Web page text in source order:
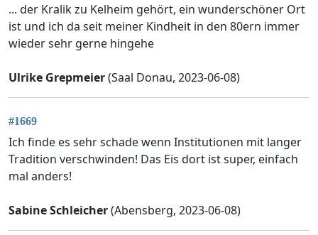
... der Kralik zu Kelheim gehört, ein wunderschöner Ort
ist und ich da seit meiner Kindheit in den 80ern immer
wieder sehr gerne hingehe
Ulrike Grepmeier(Saal Donau, 2023-06-08)
#1669
Ich finde es sehr schade wenn Institutionen mit langer
Tradition verschwinden! Das Eis dort ist super, einfach
mal anders!
Sabine Schleicher(Abensberg, 2023-06-08)